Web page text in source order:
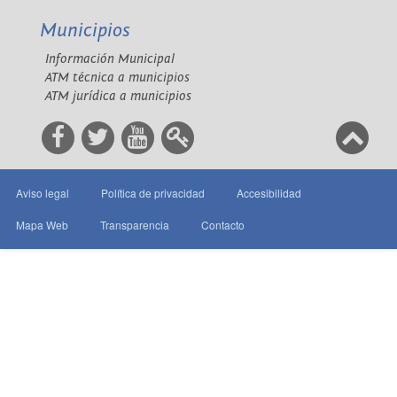
Municipios
Información Municipal
ATM técnica a municipios
ATM jurídica a municipios
Aviso legal Política de privacidad Accesibilidad
Mapa Web Transparencia Contacto